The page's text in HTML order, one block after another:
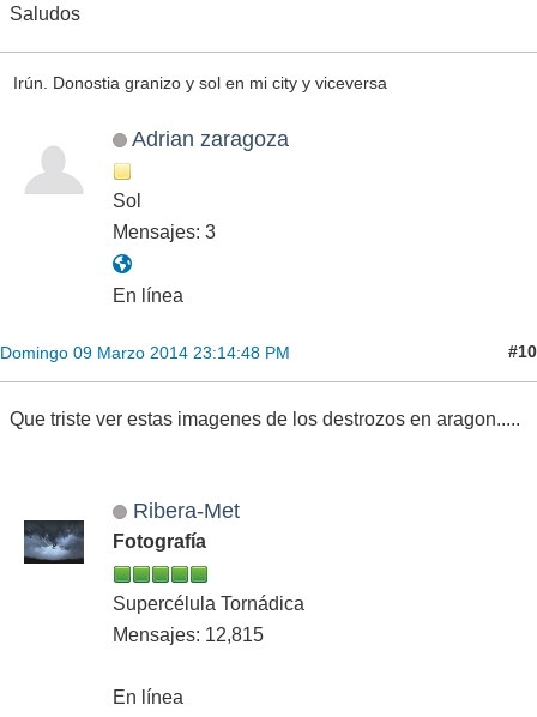
Saludos
Irún. Donostia granizo y sol en mi city y viceversa
Adrian zaragoza
Sol
Mensajes: 3
En línea
Domingo 09 Marzo 2014 23:14:48 PM #10
Que triste ver estas imagenes de los destrozos en aragon.....
Ribera-Met
Fotografía
Supercélula Tornádica
Mensajes: 12,815
En línea